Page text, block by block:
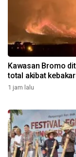
Kawasan Bromo
total akibat
1 jam lalu